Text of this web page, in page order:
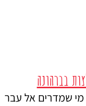
בברהונה
שמדרים אל עבר